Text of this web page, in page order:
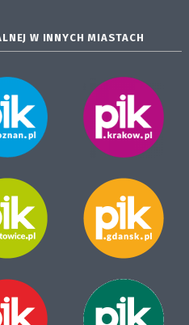
W INNYCH MIASTACH